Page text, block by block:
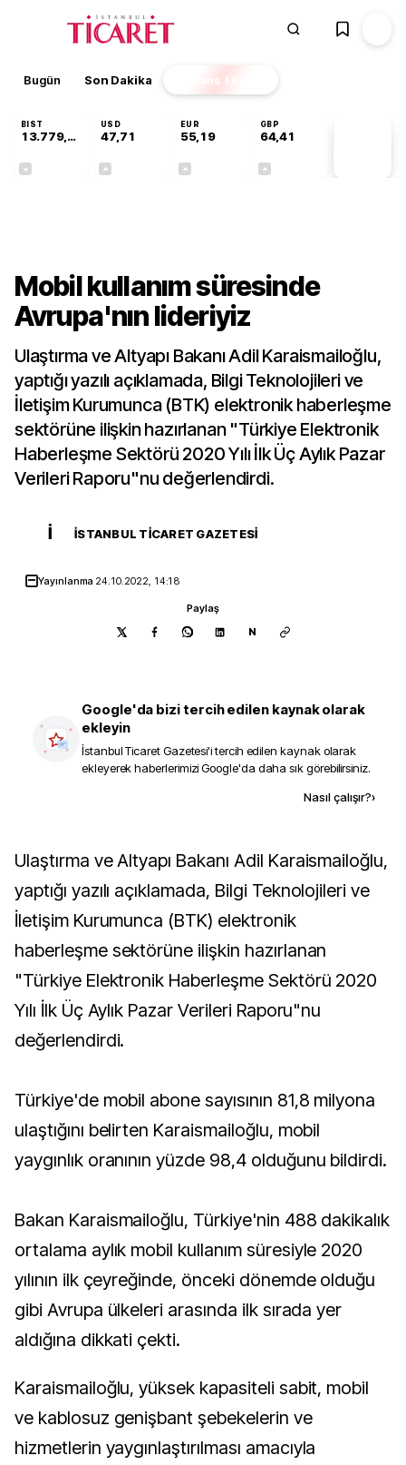
Bugün Son Dakika Finans EKSTRA
BIST
13.779,39
USD
47,71
EUR
55,19
GBP
64,41
Mobil kullanım süresinde
Avrupa'nın lideriyiz
Ulaştırma ve Altyapı Bakanı Adil Karaismailoğlu,
yaptığı yazılı açıklamada, Bilgi Teknolojileri ve
İletişim Kurumunca (BTK) elektronik haberleşme
sektörüne ilişkin hazırlanan "Türkiye Elektronik
Haberleşme Sektörü 2020 Yılı İlk Üç Aylık Pazar
Verileri Raporu"nu değerlendirdi.
İ İSTANBUL TICARET GAZETESI
Yayınlanma 24.10.2022, 14:18
Paylaş
N
Google'da bizi tercih edilen kaynak olarak
ekleyin
İstanbul Ticaret Gazetesi'i tercih edilen kaynak olarak
ekleyerek haberlerimizi Google'da daha sık görebilirsiniz.
Nasıl çalışır?›
Ulaştırma ve Altyapı Bakanı Adil Karaismailoğlu,
yaptığı yazılı açıklamada, Bilgi Teknolojileri ve
İletişim Kurumunca (BTK) elektronik
haberleşme sektörüne ilişkin hazırlanan
"Türkiye Elektronik Haberleşme Sektörü 2020
Yılı İlk Üç Aylık Pazar Verileri Raporu"nu
değerlendirdi.
Türkiye'de mobil abone sayısının 81,8 milyona
ulaştığını belirten Karaismailoğlu, mobil
yaygınlık oranının yüzde 98,4 olduğunu bildirdi.
Bakan Karaismailoğlu, Türkiye'nin 488 dakikalık
ortalama aylık mobil kullanım süresiyle 2020
yılının ilk çeyreğinde, önceki dönemde olduğu
gibi Avrupa ülkeleri arasında ilk sırada yer
aldığına dikkati çekti.
Karaismailoğlu, yüksek kapasiteli sabit, mobil
ve kablosuz genişbant şebekelerin ve
hizmetlerin yaygınlaştırılması amacıyla